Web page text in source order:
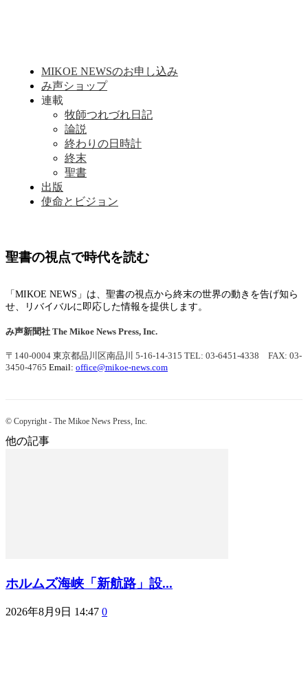
MIKOE NEWSのお申し込み
み声ショップ
連載
牧師つれづれ日記
論説
終わりの日時計
終末
聖書
出版
使命とビジョン
聖書の視点で時代を読む
「MIKOE NEWS」は、聖書の視点から終末の世界の動きを告げ知ら
せ、リバイバルに即応した情報を提供します。
み声新聞社 The Mikoe News Press, Inc.
〒140-0004 東京都品川区南品川 5-16-14-315 TEL: 03-6451-4338 FAX: 03-
3450-4765 Email: office@mikoe-news.com
© Copyright - The Mikoe News Press, Inc.
他の記事
ホルムズ海峡「新航路」設...
2026年8月9日 14:47 0